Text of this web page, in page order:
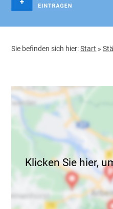
Sie befinden sich hier:Start »
Klicken Sie hier,